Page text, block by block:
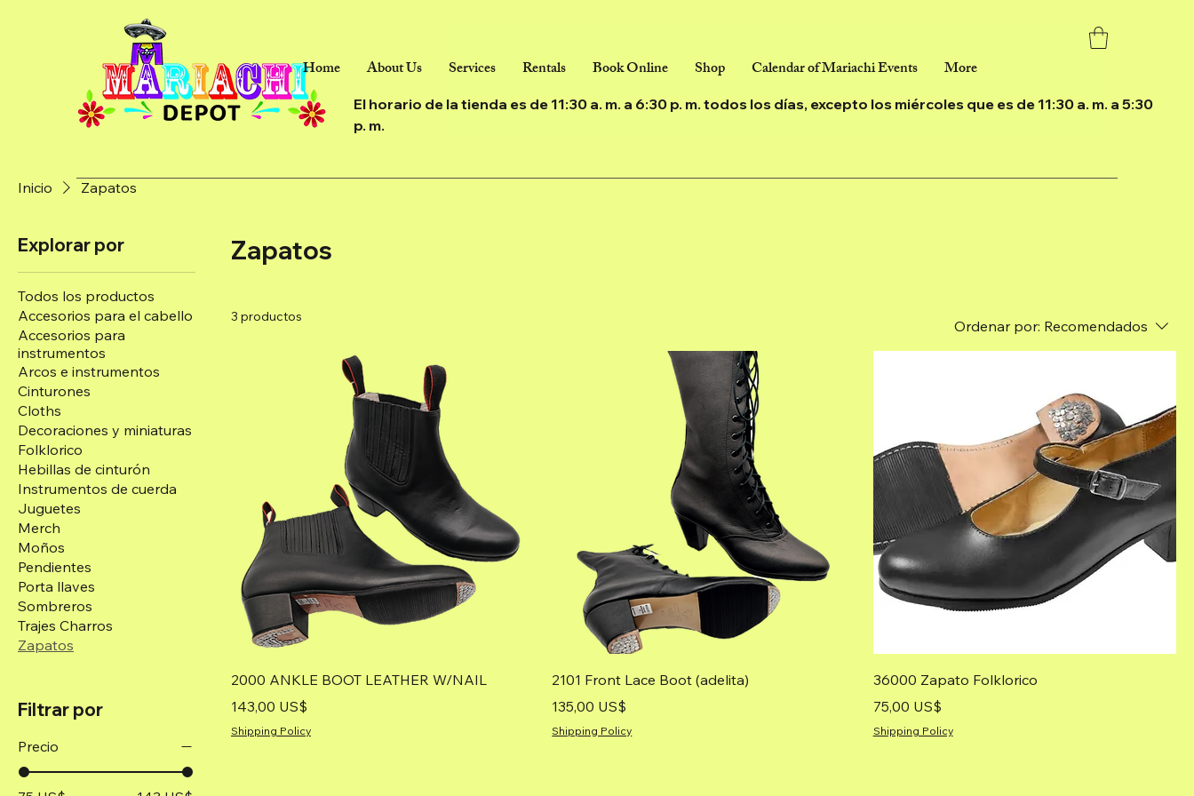
Home About Us Services Rentals Book Online Shop Calendar of Mariachi Events More
El horario de la tienda es de 11:30 a. m. a 6:30 p. m. todos los días, excepto los miércoles que es de 11:30 a. m. a 5:30
p. m.
Inicio Zapatos
Explorar por
Todos los productos
Accesorios para el cabello
Accesorios para
instrumentos
Arcos e instrumentos
Cinturones
Cloths
Decoraciones y miniaturas
Folklorico
Hebillas de cinturón
Instrumentos de cuerda
Juguetes
Merch
Moños
Pendientes
Porta llaves
Sombreros
Trajes Charros
Zapatos
Filtrar por
Precio
Zapatos
3 productos
Ordenar por: Recomendados
2000 ANKLE BOOT LEATHER W/NAIL
Precio
143,00 US$
Shipping Policy
2101 Front Lace Boot (adelita)
Precio
135,00 US$
Shipping Policy
36000 Zapato Folklorico
Precio
75,00 US$
Shipping Policy